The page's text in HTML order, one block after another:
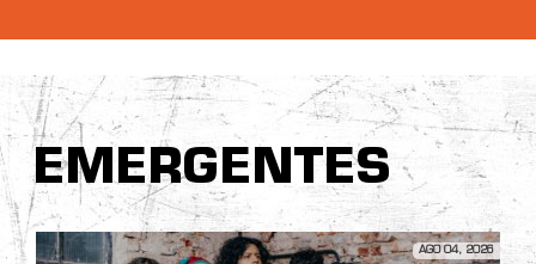
EMERGENTES
AGO 04, 2026